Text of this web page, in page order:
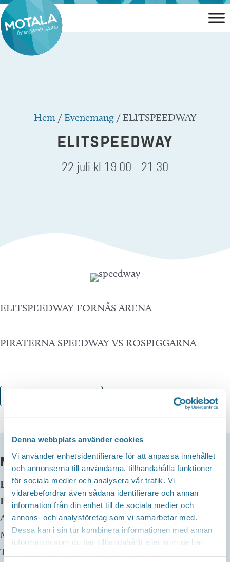
Denna webbplats använder cookies
Vi använder enhetsidentifierare för att anpassa innehållet
och annonserna till användarna, tillhandahålla funktioner
för sociala medier och analysera vår trafik. Vi
vidarebefordrar även sådana identifierare och annan
information från din enhet till de sociala medier och
annons- och analysföretag som vi samarbetar med.
Dessa kan i sin tur kombinera informationen med annan
information som du har tillhandahållit eller som de har
Hoppa
till
innehåll
Hem/Evenemang/ ELITSPEEDWAY
ELITSPEEDWAY
22 juli kl 19:00 - 21:30
ELITSPEEDWAY FORNÅS ARENA
PIRATERNA SPEEDWAY VS ROSPIGGARNA
MER INFO
Datum: 22 juli kl 19:00-21:30
Plats:FORNÅS ARENA
Adress: Dunteberget
Motala,
Telefon: